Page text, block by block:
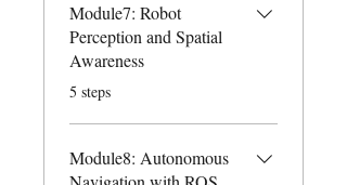
Module7: Robot
Perception and Spatial
Awareness
.
5 steps
Module8: Autonomous